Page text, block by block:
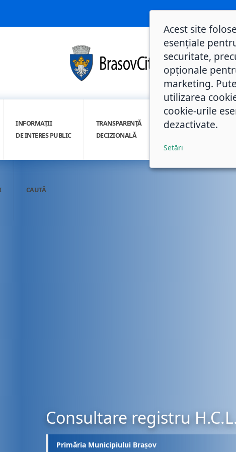
INFORMAȚII
DE INTERES PUBLIC
TRANSPARENȚĂ
DECIZIONALĂ
INTEGRITATE
CAUTĂ
Consultare registru
Primăria Municipiului Brașov
Acest site
esențiale
securitate,
opționale
marketing.
utilizarea
cookie-urile
dezactivate.
Setări